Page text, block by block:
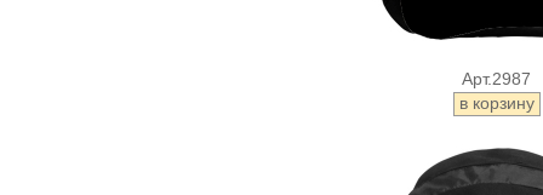
Арт.2987